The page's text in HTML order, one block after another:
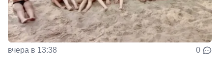
вчера в 13:38 0